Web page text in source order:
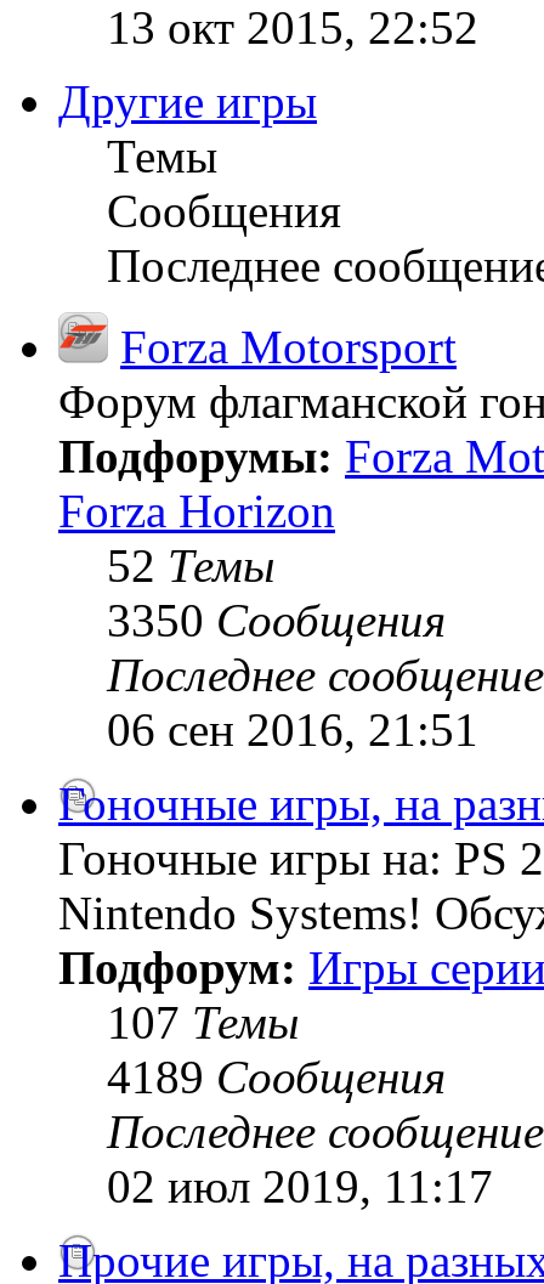
13 окт 2015, 22:52
Другие игры
Темы
Сообщения
Последнее
Forza Motorsport
Форум флагманской
Подфорумы: Forza
Forza Horizon
52 Темы
3350 Сообщения
Последнее сообщение
06 сен 2016, 21:51
Гоночные игры, на
Гоночные игры на: PS
Nintendo Systems!
Подфорум: Игры
107 Темы
4189 Сообщения
Последнее сообщение
02 июл 2019, 11:17
Прочие игры, на